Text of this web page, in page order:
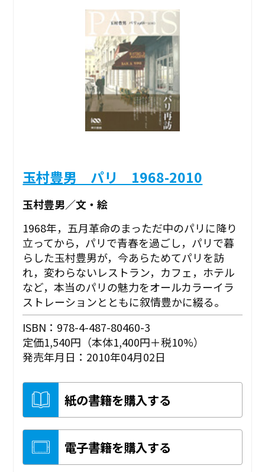
玉村豊男 パリ 1968-2010
玉村豊男／文・絵
1968年，五月革命のまっただ中のパリに降り
立ってから，パリで青春を過ごし，パリで暮
らした玉村豊男が，今あらためてパリを訪
れ，変わらないレストラン，カフェ，ホテル
など，本当のパリの魅力をオールカラーイラ
ストレーションとともに叙情豊かに綴る。
ISBN：978-4-487-80460-3
定価1,540円（本体1,400円＋税10%）
発売年月日：2010年04月02日
紙の書籍を購入する
電子書籍を購入する